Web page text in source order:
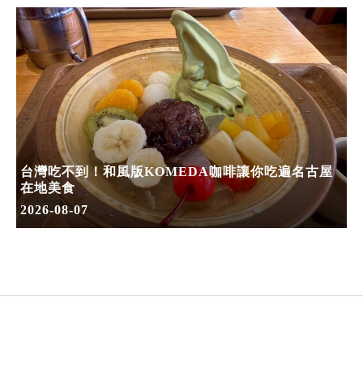
台灣吃不到！和風版KOMEDA咖啡讓你吃遍名古屋
在地美食
2026-08-07